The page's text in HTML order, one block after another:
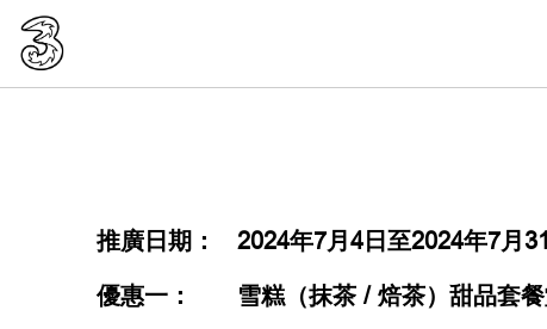
推廣日期： 2024年7月4日至2024年7月
優惠一： 雪糕（抹茶 / 焙茶）甜品套